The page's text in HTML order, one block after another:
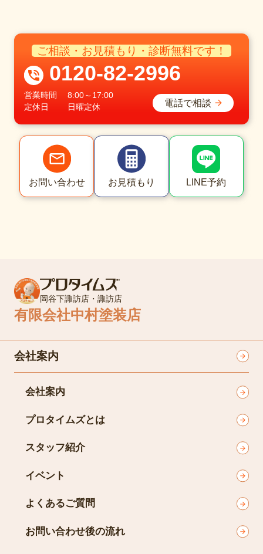
ご相談・お見積もり・診断無料です！
0120-82-2996
営業時間
8:00～17:00
定休日
日曜定休 電話で相談
お問い合わせ お見積もり LINE予約
岡谷下諏訪店・諏訪店
有限会社中村塗装店
会社案内
会社案内
プロタイムズとは
スタッフ紹介
イベント
よくあるご質問
お問い合わせ後の流れ